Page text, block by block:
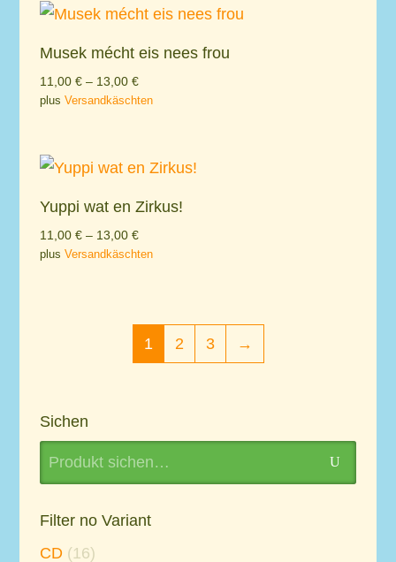
Musek mécht eis nees frou
11,00 €– 13,00 €
plus Versandkäschten
Yuppi wat en Zirkus!
11,00 €– 13,00 €
plus Versandkäschten
1 2 3 →
Sichen
Search
for:
U
Filter no Variant
CD (16)